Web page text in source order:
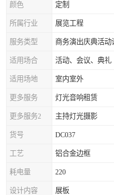
颜色 定制
所属行业 展览工程
服务类型
适用场合 活动、会议、典礼
适用场地 室内室外
更多服务 灯光音响租赁
更多服务2 主持灯光摄影
货号 DC037
工艺 铝合金边框
耗电量 220
设计内容 展板